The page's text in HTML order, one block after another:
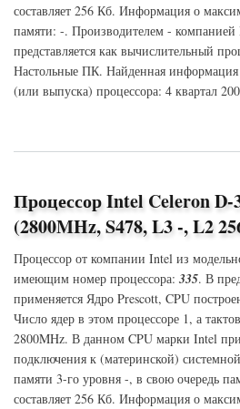
составляет 256 Кб. Информация о
памяти: -. Производителем -
представляется как вычислительный
Настольные ПК. Найденная информация
(или выпуска) процессора: 4 квартал
о Процессор Intel Celeron D-345 Prescott
Процессор Intel Celeron D-
(2800MHz, S478, L3 -, L2
Процессор от компании Intel из
имеющим номер процессора: 335. В
применяется Ядро Prescott, CPU
Число ядер в этом процессоре 1, а
2800MHz. В данном CPU марки Intel
подключения к (материнской)
памяти 3-го уровня -, в свою очередь
составляет 256 Кб. Информация о